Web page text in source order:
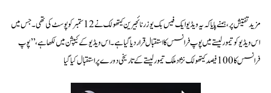
مزید تفتیش پر، ہمنے پایا کہ یہ ویڈیو ایک فیس بک یوزر نائجیرین کیتھولک نے 12 ستمبر کو پوسٹ کی تھی۔ جس میں
اس ویڈیو کو تیمور لیستے میں پوپ فرانسس کا استقبال قرار دیا گیا ہے۔ اس ویڈیو کے کیپشن میں لکھا ہے، ’’پوپ
فرانسس کا 100 فیصد کیتھولک نژاد ملک تیمور لیستے کے تاریخی دورے پر استقبال کیا گیا